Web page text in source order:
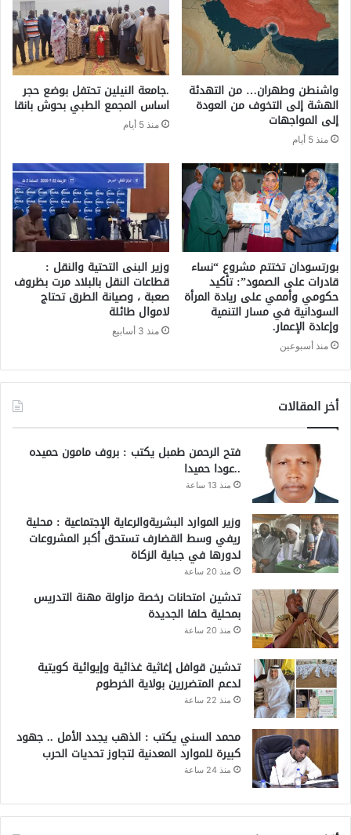
واشنطن وطهران… من التهدئة
الهشة إلى التخوف من العودة
إلى المواجهات
منذ 5 أيام
.جامعة النيلين تحتفل بوضع حجر
اساس المجمع الطبي بحوش بانقا
منذ 5 أيام
بورتسودان تختتم مشروع “نساء
قادرات على الصمود”: تأكيد
حكومي وأممي على ريادة المرأة
السودانية في مسار التنمية
وإعادة الإعمار.
منذ أسبوعين
وزير البنى التحتية والنقل :
قطاعات النقل بالبلاد مرت بظروف
صعبة ، وصيانة الطرق تحتاج
لاموال طائلة
منذ 3 أسابيع
أخر المقالات
فتح الرحمن طمبل يكتب : بروف مامون حميده
..عودا حميدا
منذ 13 ساعة
وزير الموارد البشريةوالرعاية الإجتماعية : محلية
ريفي وسط القضارف تستحق أكبر المشروعات
لدورها في جباية الزكاة
منذ 20 ساعة
تدشين امتحانات رخصة مزاولة مهنة التدريس
بمحلية حلفا الجديدة
منذ 20 ساعة
تدشين قوافل إغاثية غذائية وإيوائية كويتية
لدعم المتضررين بولاية الخرطوم
منذ 22 ساعة
محمد السني يكتب : الذهب يجدد الأمل .. جهود
كبيرة للموارد المعدنية لتجاوز تحديات الحرب
منذ 24 ساعة